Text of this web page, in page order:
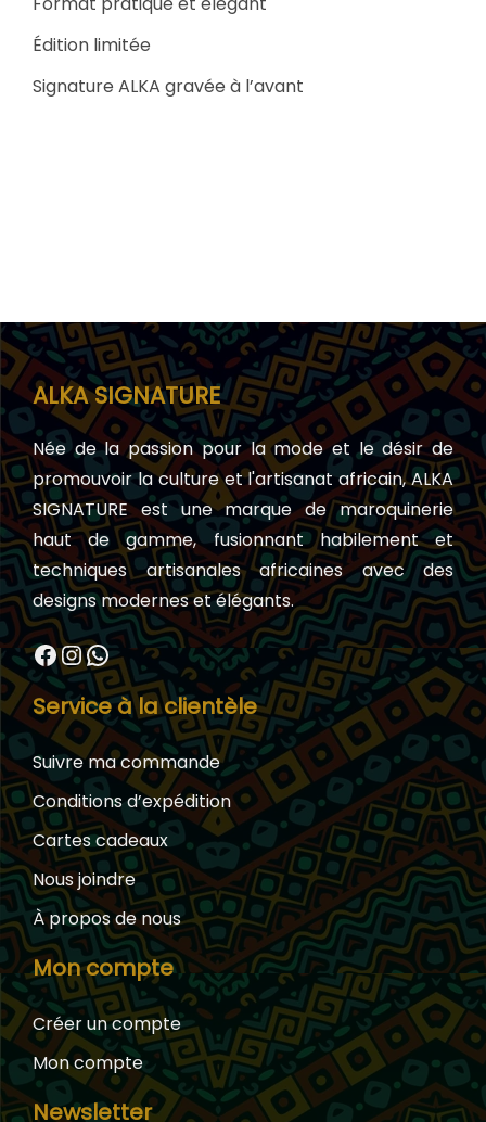
Édition limitée
Signature ALKA gravée à l’avant
ALKA SIGNATURE
Née de la passion pour la mode et le désir de
promouvoir la culture et l'artisanat africain, ALKA
SIGNATURE est une marque de maroquinerie
haut de gamme, fusionnant habilement et
techniques artisanales africaines avec des
designs modernes et élégants.
Facebook InstagramWhatsApp
Service à la clientèle
Suivre ma commande
Conditions d’expédition
Cartes cadeaux
Nous joindre
À propos de nous
Mon compte
Créer un compte
Mon compte
Newsletter